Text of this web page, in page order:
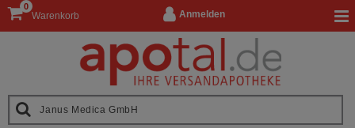
Anmelden
Warenkorb
0